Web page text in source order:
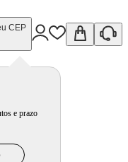
CEP
e prazo